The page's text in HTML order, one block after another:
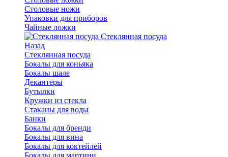
Столовые ножи
Упаковки для приборов
Чайные ложки
Стеклянная посуда
Назад
Стеклянная посуда
Бокалы для коньяка
Бокалы шале
Декантеры
Бутылки
Кружки из стекла
Стаканы для воды
Банки
Бокалы для бренди
Бокалы для вина
Бокалы для коктейлей
Бокалы для мартини